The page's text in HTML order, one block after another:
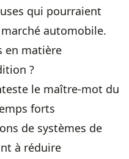
qui pourraient
automobile.
en matière
?
le maître-mot du
forts
de systèmes de
à réduire